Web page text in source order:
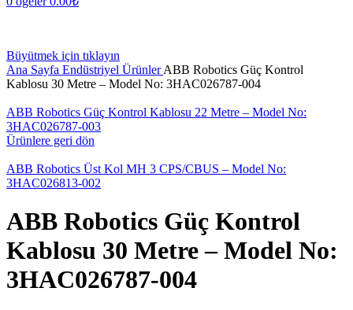
Büyütmek için tıklayın
Ana Sayfa Endüstriyel ÜrünlerABB Robotics Güç Kontrol
Kablosu 30 Metre – Model No: 3HAC026787-004
ABB Robotics Güç Kontrol Kablosu 22 Metre – Model No:
3HAC026787-003
Ürünlere geri dön
ABB Robotics Üst Kol MH 3 CPS/CBUS – Model No:
3HAC026813-002
ABB Robotics Güç Kontrol
Kablosu 30 Metre – Model No:
3HAC026787-004